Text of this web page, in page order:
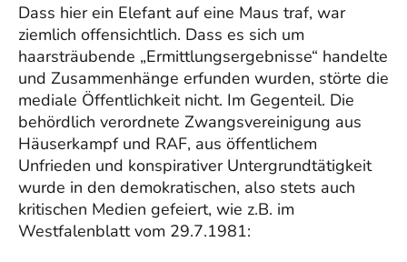
Dass hier ein Elefant auf eine Maus traf, war
ziemlich offensichtlich. Dass es sich um
haarsträubende „Ermittlungsergebnisse“ handelte
und Zusammenhänge erfunden wurden, störte die
mediale Öffentlichkeit nicht. Im Gegenteil. Die
behördlich verordnete Zwangsvereinigung aus
Häuserkampf und RAF, aus öffentlichem
Unfrieden und konspirativer Untergrundtätigkeit
wurde in den demokratischen, also stets auch
kritischen Medien gefeiert, wie z.B. im
Westfalenblatt vom 29.7.1981: